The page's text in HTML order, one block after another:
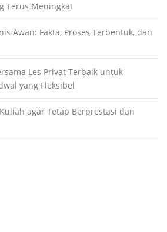
Terus Meningkat
Awan: Fakta, Proses Terbentuk, dan
Les Privat Terbaik untuk
yang Fleksibel
agar Tetap Berprestasi dan